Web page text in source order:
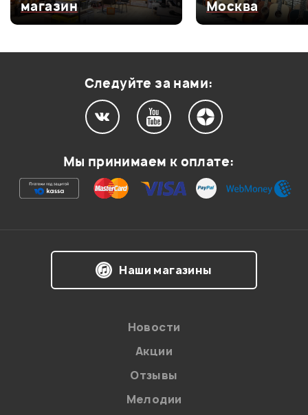
Оценка3
0
Ваша оценка:
магазин
Москва
Следуйте за нами:
Мы принимаем к оплате:
Наши магазины
Новости
Акции
Отзывы
Мелодии